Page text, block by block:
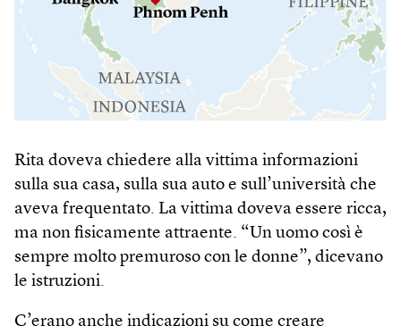
Rita doveva chiedere alla vittima informazioni
sulla sua casa, sulla sua auto e sull’università che
aveva frequentato. La vittima doveva essere ricca,
ma non fisicamente attraente. “Un uomo così è
sempre molto premuroso con le donne”, dicevano
le istruzioni.
C’erano anche indicazioni su come creare